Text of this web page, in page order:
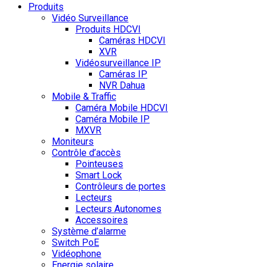
Produits
Vidéo Surveillance
Produits HDCVI
Caméras HDCVI
XVR
Vidéosurveillance IP
Caméras IP
NVR Dahua
Mobile & Traffic
Caméra Mobile HDCVI
Caméra Mobile IP
MXVR
Moniteurs
Contrôle d’accès
Pointeuses
Smart Lock
Contrôleurs de portes
Lecteurs
Lecteurs Autonomes
Accessoires
Système d’alarme
Switch PoE
Vidéophone
Energie solaire